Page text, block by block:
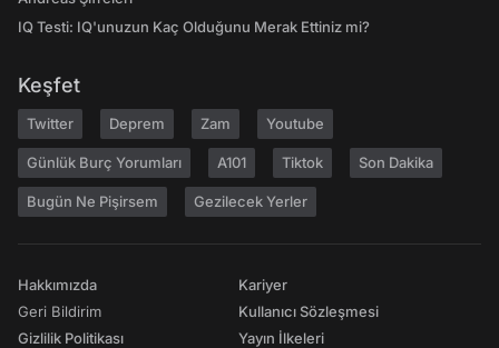
IQ Testi: IQ'unuzun Kaç Olduğunu Merak Ettiniz mi?
Keşfet
Twitter Deprem Zam Youtube
Günlük Burç Yorumları A101 Tiktok Son Dakika
Bugün Ne Pişirsem Gezilecek Yerler
Hakkımızda
Geri Bildirim
Gizlilik Politikası
Kariyer
Kullanıcı Sözleşmesi
Yayın İlkeleri